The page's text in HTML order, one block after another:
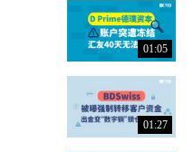
01:05
01:27